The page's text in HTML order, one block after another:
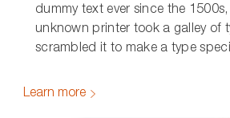
dummy text ever since the
unknown printer took a galley of
scrambled it to make a type
Learn more